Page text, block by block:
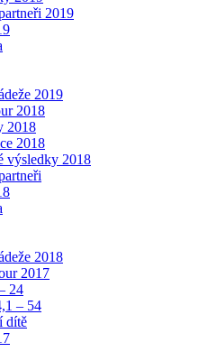
2019
2019
2018
2018
2018
výsledky 2018
2018
2017
24
– 54
dítě